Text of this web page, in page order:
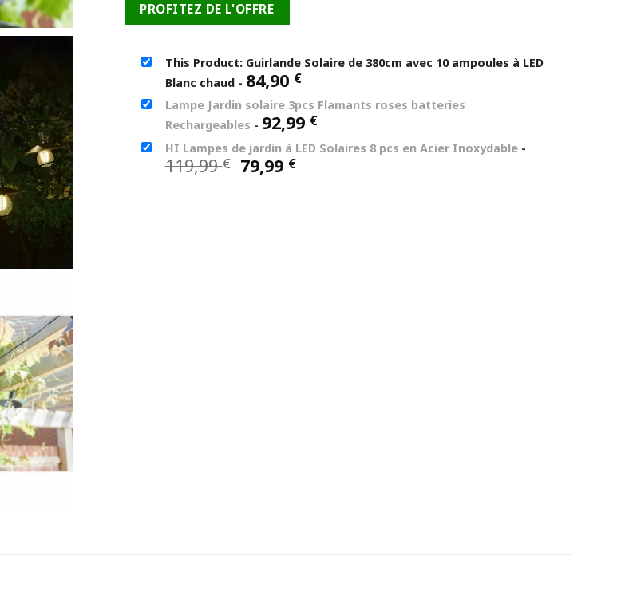
PROFITEZ DE L'OFFRE
This Product: Guirlande Solaire de 380cm avec 10 ampoules à LED
Blanc chaud - 84,90 €
Lampe Jardin solaire 3pcs Flamants roses batteries
Rechargeables - 92,99 €
HI Lampes de jardin à LED Solaires 8 pcs en Acier Inoxydable -
119,99€ Le
prix
79,99 €Le